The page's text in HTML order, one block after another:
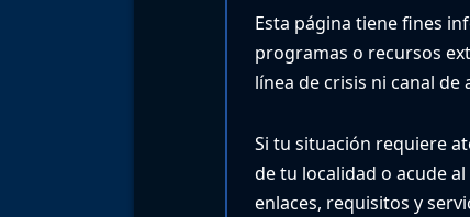
Esta página tiene fines
programas o recursos
línea de crisis ni canal de
Si tu situación requiere
de tu localidad o acude
enlaces, requisitos y